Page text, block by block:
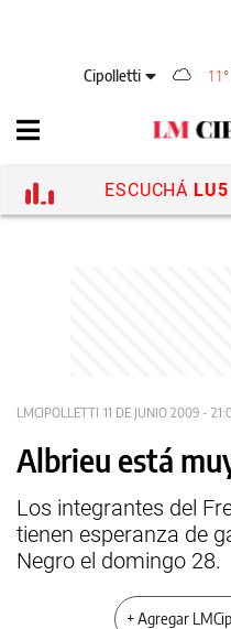
Cipolletti 11°
ESCUCHÁ LU5
LMCIPOLLETTI 11 DE JUNIO 2009 -
Albrieu está
Los integrantes del
tienen esperanza de
Negro el domingo 28.
+ Agregar